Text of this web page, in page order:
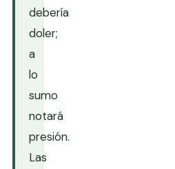
debería
doler;
a
lo
sumo
notará
presión.
Las